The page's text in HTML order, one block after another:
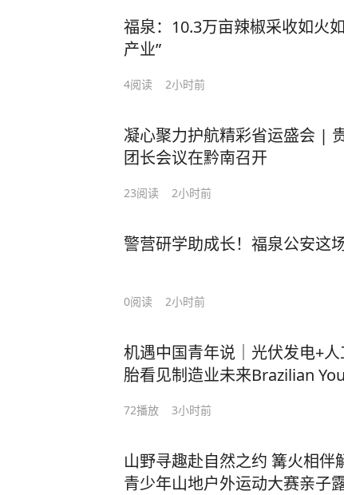
福泉：10.3万亩辣椒采收如火
产业”
4阅读 2小时前
凝心聚力护航精彩省运盛会 |
团长会议在黔南召开
23阅读 2小时前
警营研学助成长！福泉公安这
0阅读 2小时前
机遇中国青年说｜光伏发电+
胎看见制造业未来Brazilian
72播放 3小时前
山野寻趣赴自然之约 篝火相
青少年山地户外运动大赛亲子